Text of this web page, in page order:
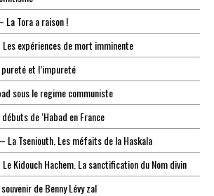
Tora a raison !
expériences de mort imminente
et l’impureté
sous le regime communiste
de ‘Habad en France
Tseniouth. Les méfaits de la Haskala
Kidouch Hachem. La sanctification du Nom divin
de Benny Lévy zal